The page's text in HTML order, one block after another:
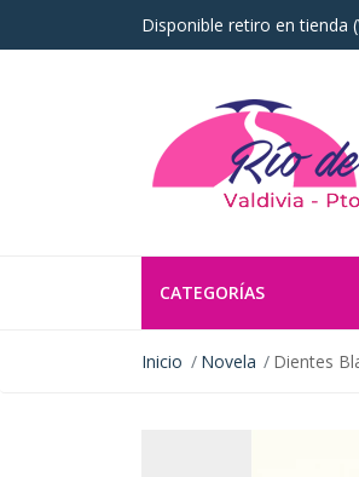
Disponible retiro en tienda
CATEGORÍAS
Inicio Novela Dientes